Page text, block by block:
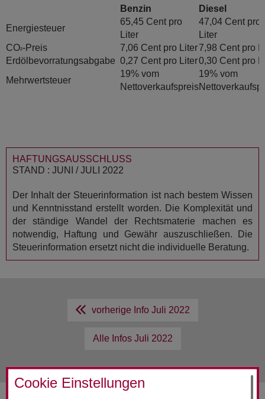
Cookie Einstellungen
Benzin
Diesel
Energiesteuer
65,45 Cent pro
Liter
47,04 Cent pro
Liter
CO²-Preis 7,06 Cent pro Liter7,98 Cent pro
Erdölbevorratungsabgabe 0,27 Cent pro Liter0,30 Cent pro
Mehrwertsteuer
19% vom
Nettoverkaufspreis
19% vom
HAFTUNGSAUSSCHLUSS
STAND : JUNI / JULI 2022
Der Inhalt der Steuerinformation ist nach bestem Wissen
und Kenntnisstand erstellt worden. Die Komplexität und
der ständige Wandel der Rechtsmaterie machen es
notwendig, Haftung und Gewähr auszuschließen. Die
Steuerinformation ersetzt nicht die individuelle Beratung.
vorherige Info Juli 2022
Alle Infos Juli 2022